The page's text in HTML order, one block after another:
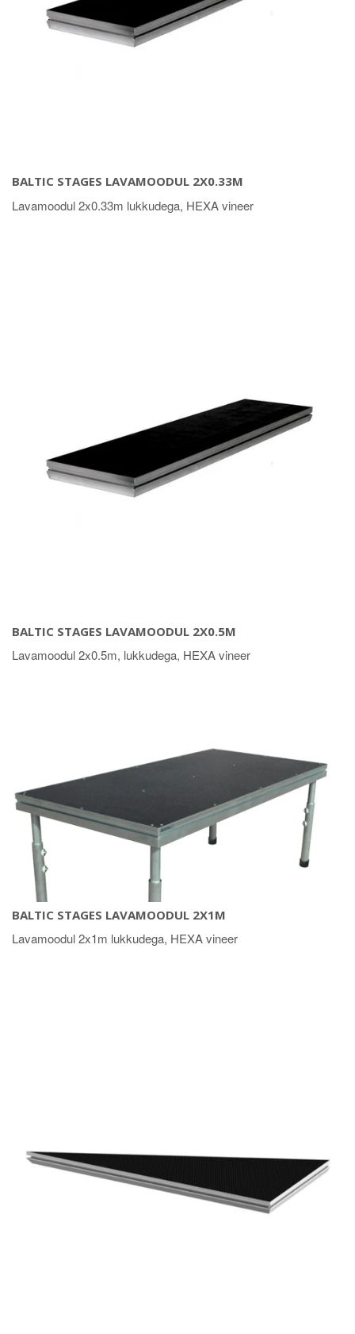
BALTIC STAGES LAVAMOODUL 2X0.33M
Lavamoodul 2x0.33m lukkudega, HEXA vineer
BALTIC STAGES LAVAMOODUL 2X0.5M
Lavamoodul 2x0.5m, lukkudega, HEXA vineer
BALTIC STAGES LAVAMOODUL 2X1M
Lavamoodul 2x1m lukkudega, HEXA vineer